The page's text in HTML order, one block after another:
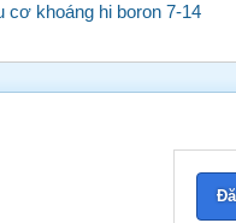
cơ khoáng hi boron 7-14